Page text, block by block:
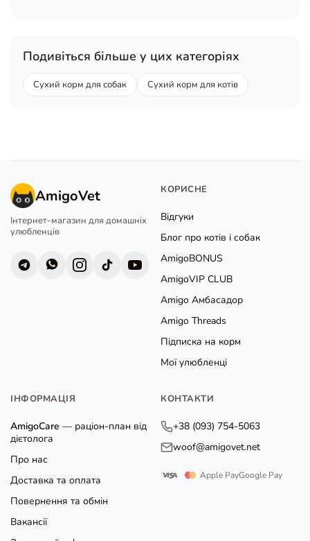
Подивіться більше у цих категоріях
Сухий корм для собак Сухий корм для котів
AmigoVet
Інтернет-магазин для домашніх
улюбленців
КОРИСНЕ
Відгуки
Блог про котів і собак
AmigoBONUS
AmigoVIP CLUB
Amigo Амбасадор
Amigo Threads
Підписка на корм
Мої улюбленці
ІНФОРМАЦІЯ
AmigoCare — раціон-план від
дієтолога
Про нас
Доставка та оплата
Повернення та обмін
Вакансії
КОНТАКТИ
+38 (093) 754-5063
woof@amigovet.net
Apple PayGoogle Pay